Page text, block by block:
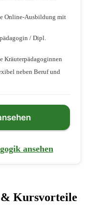
Online-Ausbildung mit
/ Dipl.
Kräuterpädagoginnen
neben Beruf und
ansehen
Kursvorteile